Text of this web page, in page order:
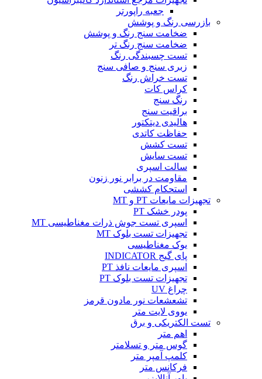
جعبه راپورتر
بازرسی رنگ و پوشش
ضخامت سنج رنگ و پوشش
ضخامت سنج رنگ تر
تست چسبندگی رنگ
زبری سنج و صافی سنج
تست خراش رنگ
کراس کات
رنگ سنج
براقیت سنج
هالیدی دیتکتور
حفاظت کاتدی
تست کشش
تست سایش
سالت اسپری
مقاومت در برابر نور زنون
استحکام کششی
تجهیزات مایعات PT و MT
پودر خشک PT
اسپری تست جوش ذرات مغناطیسی MT
تجهیزات تست بلوک MT
یوک مغناطیسی
پای گیج INDICATOR
اسپری مایعات نافذ PT
تجهیزات تست بلوک PT
چراغ UV
تشعشعات نور مادون قرمز
یووی لایت متر
تست الکتریکی و برق
اهم متر
گوس متر و تسلامتر
کلمپ آمپر متر
فرکانس متر